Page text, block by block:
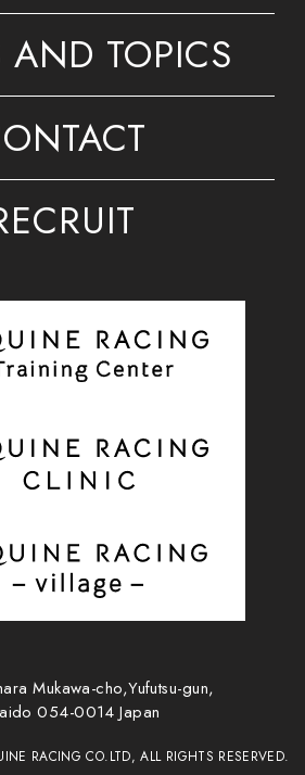
TOPICS
Mukawa-cho,Yufutsu-gun,
054-0014 Japan
RACING CO.LTD, ALL RIGHTS RESERVED.